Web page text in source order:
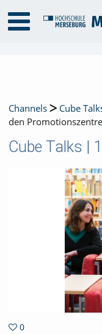
Channels Cube
den
0